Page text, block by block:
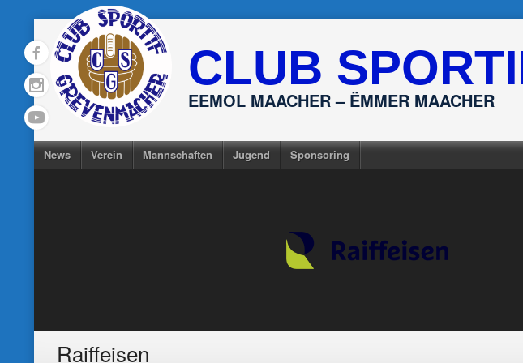
to
content
CLUB
EEMOL MAACHER – ËMMER MAACHER
News Verein Mannschaften Jugend Sponsoring
Raiffeisen